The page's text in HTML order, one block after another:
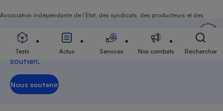
Soutenez-nous
Aujourd'hui plus que jamais, nous comptons sur
votre
soutien.
Nous soutenir
Association indépendante de l’État, des syndicats, des producteurs et des
Tests Actus Services Nos combats Rechercher